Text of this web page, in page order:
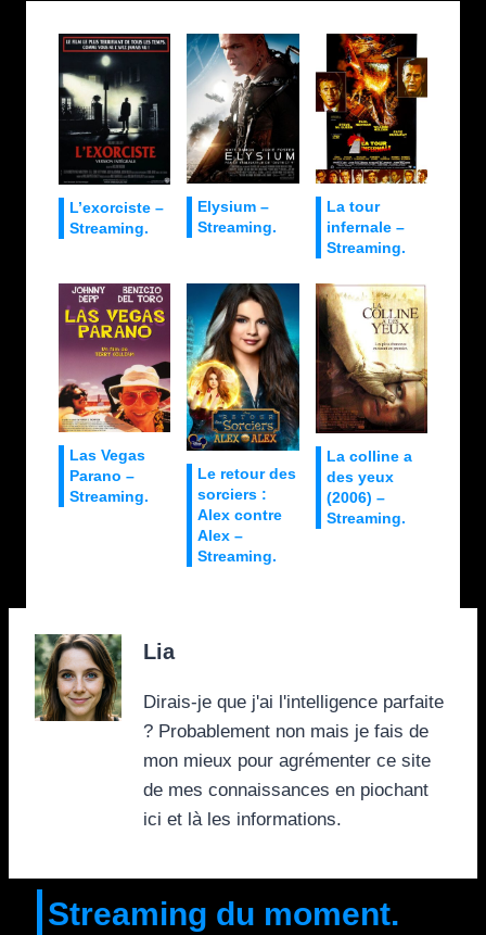
L’exorciste –
Streaming.
Elysium –
Streaming.
La tour
infernale –
Streaming.
Las Vegas
Parano –
Streaming.
Le retour des
sorciers :
Alex contre
Alex –
Streaming.
La colline a
des yeux
(2006) –
Streaming.
Lia
Dirais-je que j'ai l'intelligence parfaite
? Probablement non mais je fais de
mon mieux pour agrémenter ce site
de mes connaissances en piochant
ici et là les informations.
Streaming du moment.